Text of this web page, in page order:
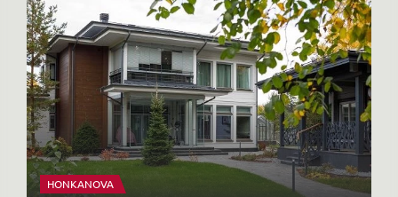
HONKANOVA